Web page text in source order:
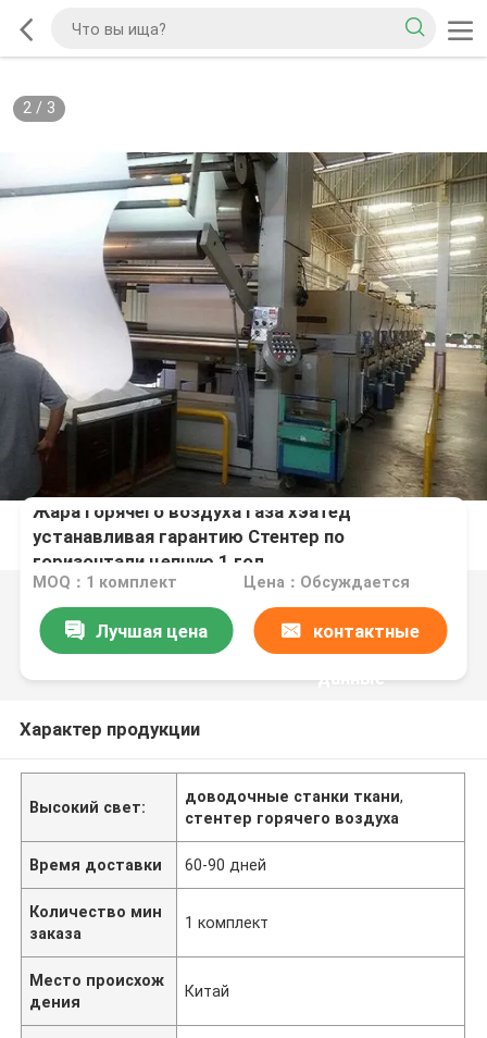
2/ 3
Жара горячего воздуха газа хэатед
устанавливая гарантию Стентер по
горизонтали цепную 1 год
MOQ：1 комплект Цена：Обсуждается
Лучшая цена контактные
данные
Характер продукции
Высокий свет:
доводочные станки ткани,
стентер горячего воздуха
Время доставки 60-90 дней
Количество мин
заказа
1 комплект
Место происхож
дения
Китай